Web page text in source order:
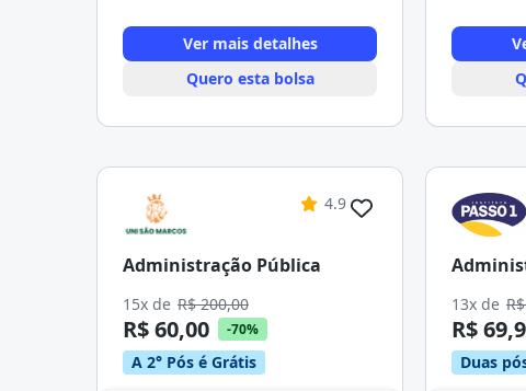
Ver mais detalhes
Quero esta bolsa
4.9
Administração Pública
15x de R$ 200,00
R$ 60,00 -70%
A 2° Pós é Grátis
13x de
R$
Duas